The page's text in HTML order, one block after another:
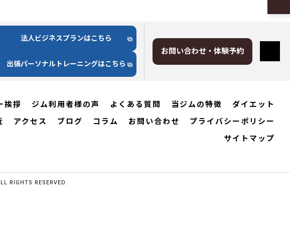
法人ビジネスプランはこちら
出張パーソナルトレーニングはこちら
お問い合わせ・体験予約
挨拶 ジム利用者様の声 よくある質問 当ジムの特徴
ダイエット
アクセス ブログ コラム お問い合わせ
プライバシーポリシー
サイトマップ
RIGHTS RESERVED.